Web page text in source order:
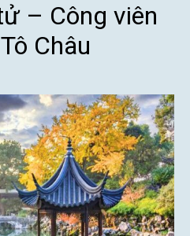
– Công viên
Châu